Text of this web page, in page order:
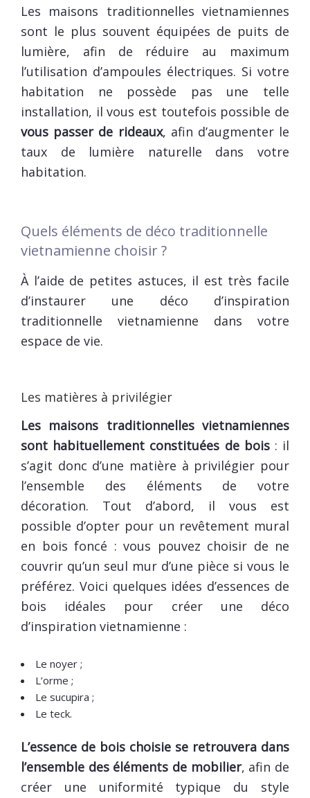
Les maisons traditionnelles vietnamiennes
sont le plus souvent équipées de puits de
lumière, afin de réduire au maximum
l’utilisation d’ampoules électriques. Si votre
habitation ne possède pas une telle
installation, il vous est toutefois possible de
vous passer de rideaux, afin d’augmenter le
taux de lumière naturelle dans votre
habitation.
Quels éléments de déco traditionnelle
vietnamienne choisir ?
À l’aide de petites astuces, il est très facile
d’instaurer une déco d’inspiration
traditionnelle vietnamienne dans votre
espace de vie.
Les matières à privilégier
Les maisons traditionnelles vietnamiennes
sont habituellement constituées de bois: il
s’agit donc d’une matière à privilégier pour
l’ensemble des éléments de votre
décoration. Tout d’abord, il vous est
possible d’opter pour un revêtement mural
en bois foncé : vous pouvez choisir de ne
couvrir qu’un seul mur d’une pièce si vous le
préférez. Voici quelques idées d’essences de
bois idéales pour créer une déco
d’inspiration vietnamienne :
Le noyer ;
L’orme ;
Le sucupira ;
Le teck.
L’essence de bois choisie se retrouvera dans
l’ensemble des éléments de mobilier, afin de
créer une uniformité typique du style